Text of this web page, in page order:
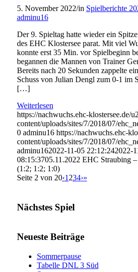
5. November 2022/in Spielberichte
adminu16
Der 9. Spieltag hatte wieder ein
des EHC Klostersee parat. Mit viel
konnte erst 35 Min. vor Spielbeginn
begannen die Mannen von Trainer
Bereits nach 20 Sekunden zappelte
Schuss von Julian Dengl zum 0-1 im
[…]
Weiterlesen
https://nachwuchs.ehc-klostersee.de/
content/uploads/sites/7/2018/07/
0 adminu16 https://nachwuchs.ehc-
content/uploads/sites/7/2018/07/
adminu162022-11-05 22:12:242022-
08:15:3705.11.2022 EHC Straubing
(1:2; 1:2; 1:0)
Seite 2 von 20‹1 234›»
Nächstes Spiel
Neueste Beiträge
Sommerpause
Tabelle DNL 3 Süd